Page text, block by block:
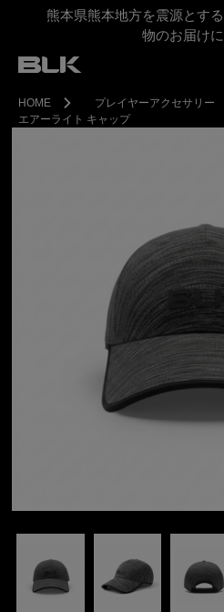
熊本県熊本地方を震源とす
物のお届け
HOME プレイヤーアクセサリー
エアーライト キャップ